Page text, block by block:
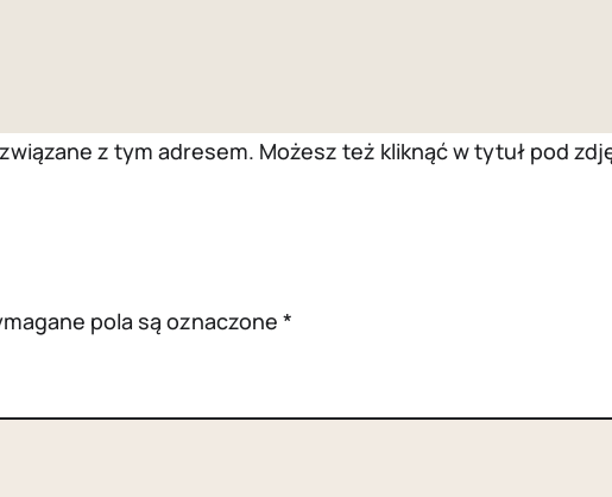
z tym adresem. Możesz też kliknąć w tytuł pod
pola są oznaczone *